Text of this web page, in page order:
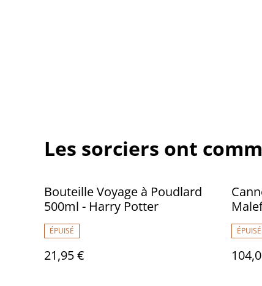
Les sorciers ont
Bouteille Voyage à Poudlard
500ml - Harry Potter
ÉPUISÉ
21,95 €
ÉPUISÉ